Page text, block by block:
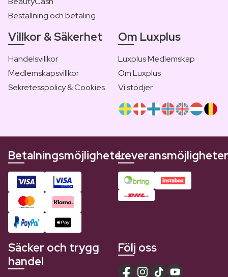
Beställning och betaling
Villkor & Säkerhet
Handelsvillkor
Medlemskapsvillkor
Sekretesspolicy & Cookies
Om Luxplus
Luxplus Medlemskap
Om Luxplus
Vi stödjer
BetalningsmöjligheterLeveransmöjligheter
Säcker och trygg
handel
Följ oss